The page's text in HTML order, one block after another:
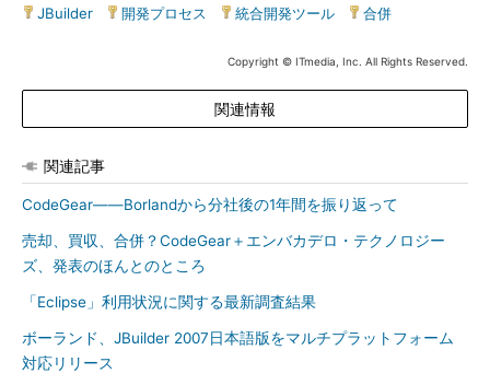
JBuilder
開発プロセス 統合開発ツール 合併
Copyright © ITmedia, Inc. All Rights Reserved.
関連情報
関連記事
CodeGear――Borlandから分社後の1年間を振り返って
売却、買収、合併？CodeGear＋エンバカデロ・テクノロジー
ズ、発表のほんとのところ
「Eclipse」利用状況に関する最新調査結果
ボーランド、JBuilder 2007日本語版をマルチプラットフォーム
対応リリース